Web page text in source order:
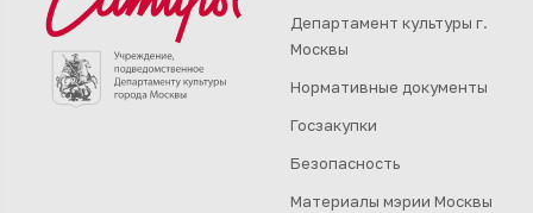
Департамент культуры г.
Москвы
Нормативные документы
Госзакупки
Безопасность
Материалы мэрии Москвы